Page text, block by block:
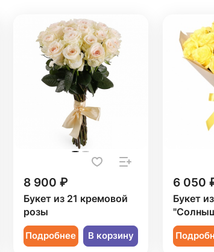
8 900 ₽
Букет из 21 кремовой
розы
Подробнее В корзину
6 050
Букет